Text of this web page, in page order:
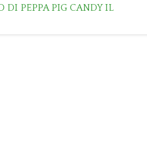
DI PEPPA PIG CANDY IL